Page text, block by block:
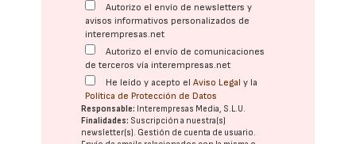
Autorizo el envío de newsletters y
avisos informativos personalizados de
interempresas.net
Autorizo el envío de comunicaciones
de terceros vía interempresas.net
He leído y acepto elAviso Legal y la
Política de Protección de Datos
Responsable: Interempresas Media, S.L.U.
Finalidades: Suscripción a nuestra(s)
newsletter(s). Gestión de cuenta de usuario.